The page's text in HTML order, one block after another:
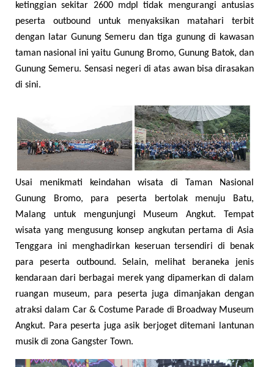
ketinggian sekitar 2600 mdpl tidak mengurangi antusias
peserta outbound untuk menyaksikan matahari terbit
dengan latar Gunung Semeru dan tiga gunung di kawasan
taman nasional ini yaitu Gunung Bromo, Gunung Batok, dan
Gunung Semeru. Sensasi negeri di atas awan bisa dirasakan
di sini.
Usai menikmati keindahan wisata di Taman Nasional
Gunung Bromo, para peserta bertolak menuju Batu,
Malang untuk mengunjungi Museum Angkut. Tempat
wisata yang mengusung konsep angkutan pertama di Asia
Tenggara ini menghadirkan keseruan tersendiri di benak
para peserta outbound. Selain, melihat beraneka jenis
kendaraan dari berbagai merek yang dipamerkan di dalam
ruangan museum, para peserta juga dimanjakan dengan
atraksi dalam Car & Costume Parade di Broadway Museum
Angkut. Para peserta juga asik berjoget ditemani lantunan
musik di zona Gangster Town.